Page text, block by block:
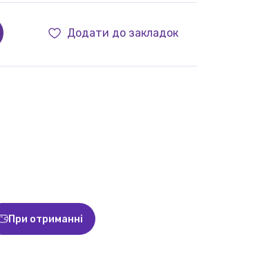
Додати до закладок
При отриманні